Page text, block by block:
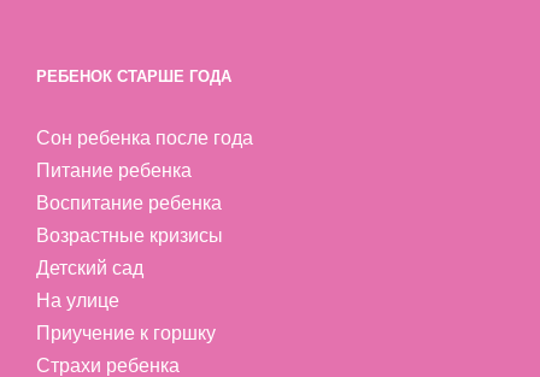
РЕБЕНОК СТАРШЕ ГОДА
Сон ребенка после года
Питание ребенка
Воспитание ребенка
Возрастные кризисы
Детский сад
На улице
Приучение к горшку
Страхи ребенка